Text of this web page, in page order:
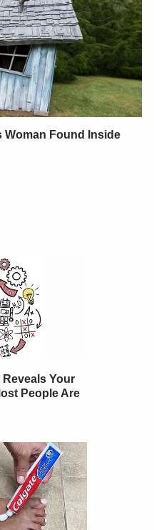
Woman Found Inside